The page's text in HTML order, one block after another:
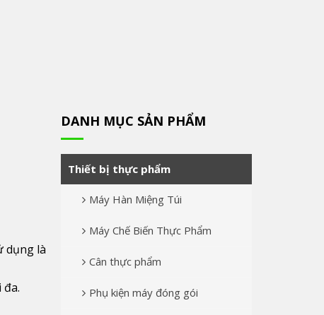
dụng là
DANH MỤC SẢN PHẨM
Thiết bị thực phẩm
Máy Hàn Miệng Túi
Máy Chế Biến Thực Phẩm
Cân thực phẩm
Phụ kiện máy đóng gói